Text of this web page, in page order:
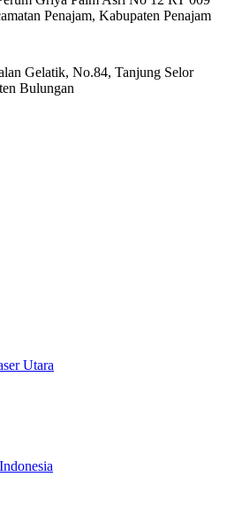
Penajam, Kabupaten Penajam
Gelatik, No.84, Tanjung Selor
Bulungan
Utara